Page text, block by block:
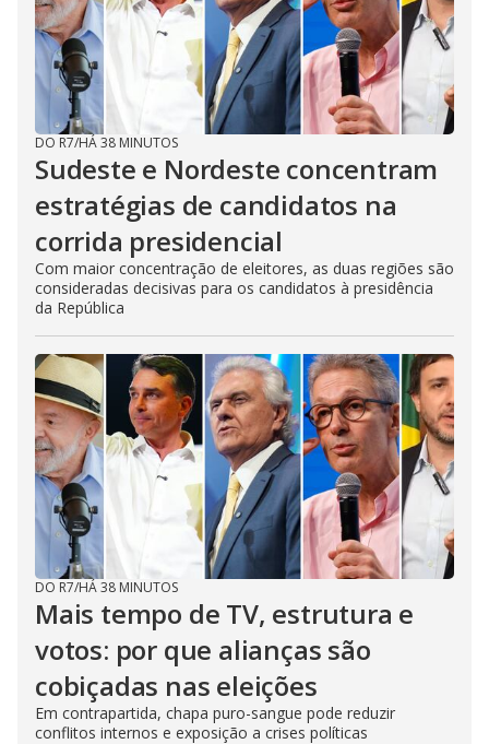
DO R7/HÁ 38 MINUTOS
Sudeste e Nordeste concentram
estratégias de candidatos na
corrida presidencial
Com maior concentração de eleitores, as duas regiões são
consideradas decisivas para os candidatos à presidência
da República
DO R7/HÁ 38 MINUTOS
Mais tempo de TV, estrutura e
votos: por que alianças são
cobiçadas nas eleições
Em contrapartida, chapa puro-sangue pode reduzir
conflitos internos e exposição a crises políticas